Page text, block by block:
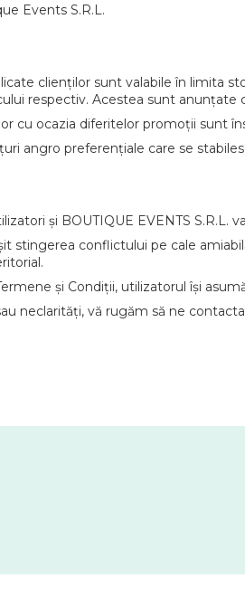
Events S.R.L.
clienților sunt valabile în limita
respectiv. Acestea sunt anunțate
cu ocazia diferitelor promoții sunt
angro preferențiale care se
și BOUTIQUE EVENTS S.R.L.
stingerea conflictului pe cale
și Condiții, utilizatorul își
neclarități, vă rugăm să ne